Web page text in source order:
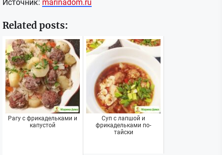
Источник: marinadom.ru
Related posts:
Рагу с фрикадельками и
капустой
Суп с лапшой и
фрикадельками по-
тайски